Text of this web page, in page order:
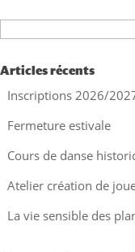
Articles récents
Inscriptions 2026/
Fermeture estivale
Cours de danse
Atelier création de
La vie sensible des